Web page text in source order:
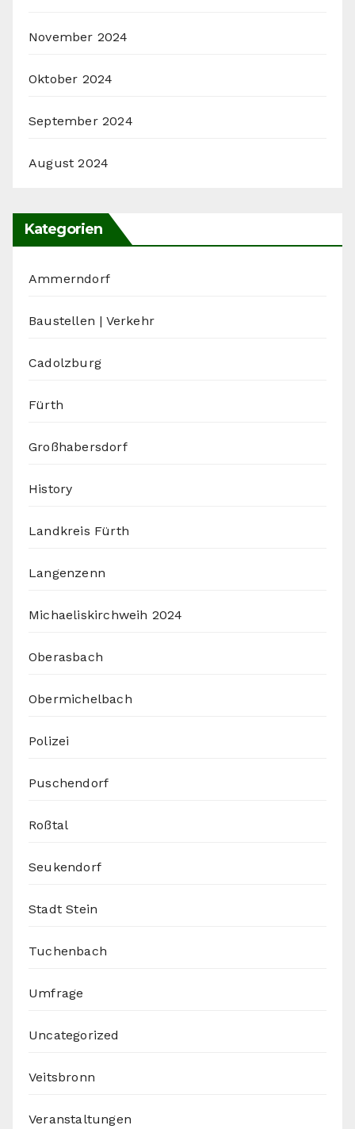
November 2024
Oktober 2024
September 2024
August 2024
Kategorien
Ammerndorf
Baustellen | Verkehr
Cadolzburg
Fürth
Großhabersdorf
History
Landkreis Fürth
Langenzenn
Michaeliskirchweih 2024
Oberasbach
Obermichelbach
Polizei
Puschendorf
Roßtal
Seukendorf
Stadt Stein
Tuchenbach
Umfrage
Uncategorized
Veitsbronn
Veranstaltungen